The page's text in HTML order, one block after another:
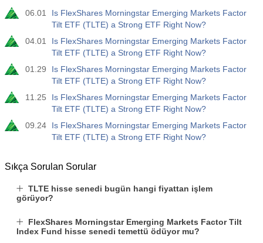
06.01
Is FlexShares Morningstar Emerging Markets Factor
Tilt ETF (TLTE) a Strong ETF Right Now?
04.01
Is FlexShares Morningstar Emerging Markets Factor
Tilt ETF (TLTE) a Strong ETF Right Now?
01.29
Is FlexShares Morningstar Emerging Markets Factor
Tilt ETF (TLTE) a Strong ETF Right Now?
11.25
Is FlexShares Morningstar Emerging Markets Factor
Tilt ETF (TLTE) a Strong ETF Right Now?
09.24
Is FlexShares Morningstar Emerging Markets Factor
Tilt ETF (TLTE) a Strong ETF Right Now?
Sıkça Sorulan Sorular
TLTE hisse senedi bugün hangi fiyattan işlem
görüyor?
FlexShares Morningstar Emerging Markets Factor Tilt
Index Fund hisse senedi temettü ödüyor mu?